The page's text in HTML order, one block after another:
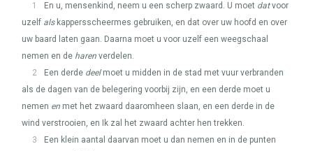
1 En u, mensenkind, neem u een scherp zwaard. U moet datvoor
uzelf alskappersscheermes gebruiken, en dat over uw hoofd en over
uw baard laten gaan. Daarna moet u voor uzelf een weegschaal
nemen en de haren verdelen.
2
Een derde deelmoet u midden in de stad met vuur verbranden
als de dagen van de belegering voorbij zijn, en een derde moet u
nemen en met het zwaard daaromheen slaan, en een derde in de
wind verstrooien, en Ik zal het zwaard achter hen trekken.
3
Een klein aantal daarvan moet u dan nemen en in de punten